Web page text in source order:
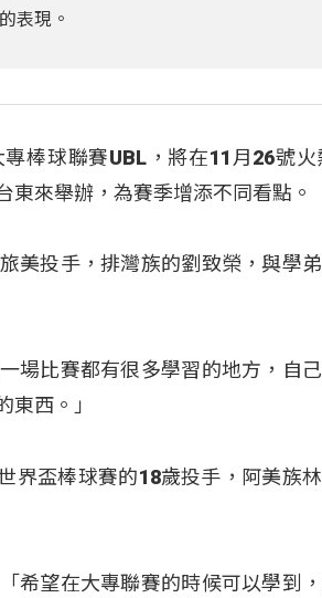
表現。
棒球聯賽UBL，將在11月26號
東來舉辦，為賽季增添不同看點。
美投手，排灣族的劉致榮，與學
場比賽都有很多學習的地方，自
東西。」
界盃棒球賽的18歲投手，阿美族
希望在大專聯賽的時候可以學到